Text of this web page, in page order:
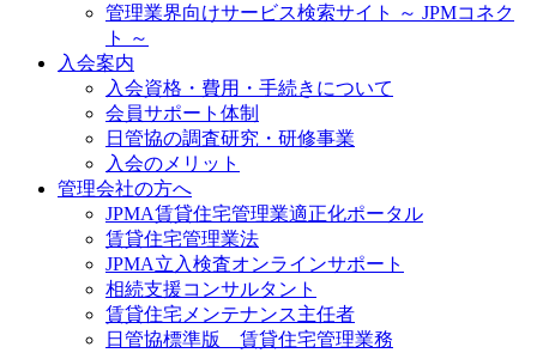
管理業界向けサービス検索サイト ～ JPMコネク
ト ～
入会案内
入会資格・費用・手続きについて
会員サポート体制
日管協の調査研究・研修事業
入会のメリット
管理会社の方へ
JPMA賃貸住宅管理業適正化ポータル
賃貸住宅管理業法
JPMA立入検査オンラインサポート
相続支援コンサルタント
賃貸住宅メンテナンス主任者
日管協標準版 賃貸住宅管理業務